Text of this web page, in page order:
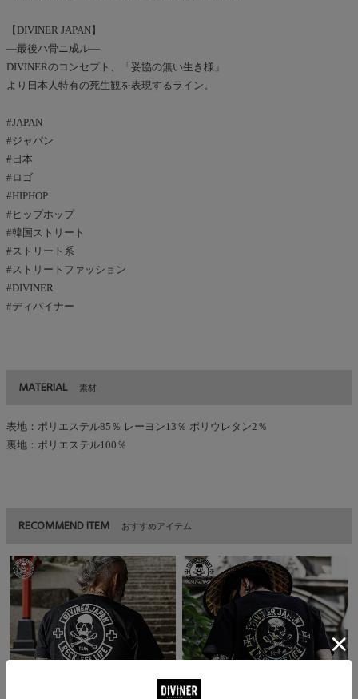
【DIVINER JAPAN】
―最後ハ骨ニ成ル―
DIVINERのコンセプト、「妥協の無い生き様」
より日本人特有の死生観を表現するライン。
#JAPAN
#ジャパン
#日本
#ロゴ
#HIPHOP
#ヒップホップ
#韓国ストリート
#ストリート系
#ストリートファッション
#DIVINER
#ディバイナー
MATERIAL 素材
表地：ポリエステル85％ レーヨン13％ ポリウレタン2％
裏地：ポリエステル100％
RECOMMEND ITEM おすすめアイテム